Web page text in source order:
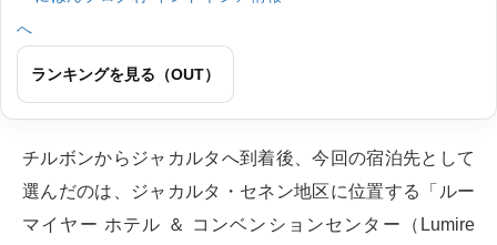
ランキングを見る（OUT）
チルボンからジャカルタへ到着後、今回の宿泊先として
選んだのは、ジャカルタ・セネン地区に位置する「ルー
マイヤー ホテル ＆ コンベンションセンター（Lumire